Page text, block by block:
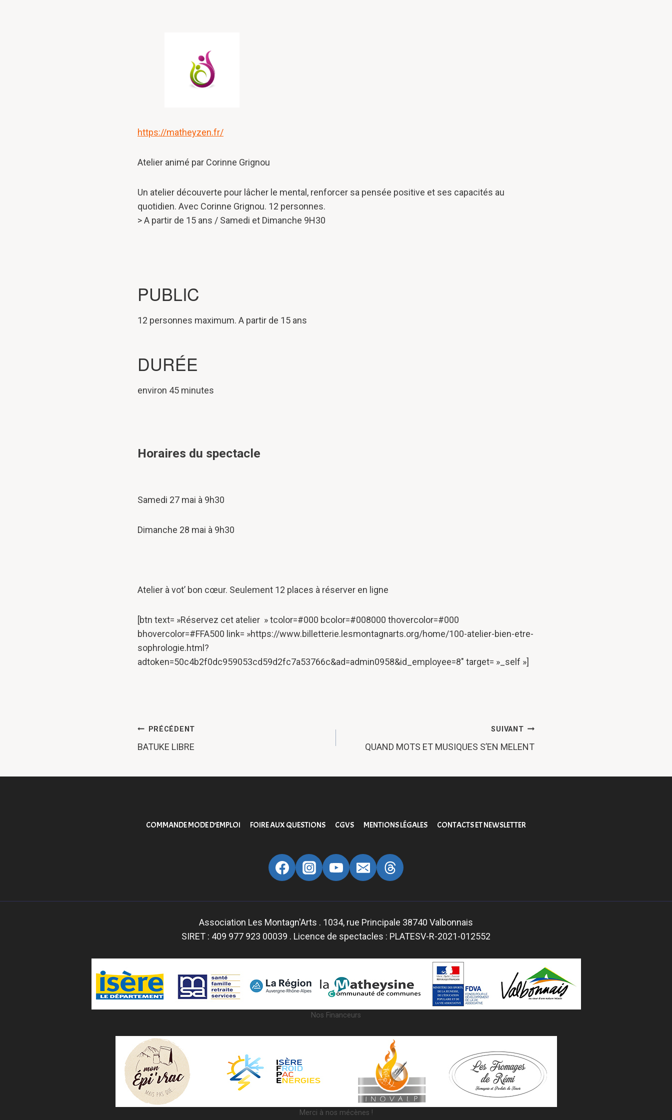
https://matheyzen.fr/
Atelier animé par Corinne Grignou
Un atelier découverte pour lâcher le mental, renforcer sa pensée positive et ses capacités au
quotidien. Avec Corinne Grignou. 12 personnes.
> A partir de 15 ans / Samedi et Dimanche 9H30
PUBLIC
12 personnes maximum. A partir de 15 ans
DURÉE
environ 45 minutes
Horaires du spectacle
Samedi 27 mai à 9h30
Dimanche 28 mai à 9h30
Atelier à vot’ bon cœur. Seulement 12 places à réserver en ligne
[btn text= »Réservez cet atelier » tcolor=#000 bcolor=#008000 thovercolor=#000
bhovercolor=#FFA500 link= »https://www.billetterie.lesmontagnarts.org/home/100-atelier-bien-etre-
sophrologie.html?
adtoken=50c4b2f0dc959053cd59d2fc7a53766c&ad=admin0958&id_employee=8″ target= »_self »]
NAVIGATION
PRÉCÉDENT
BATUKE LIBRE
SUIVANT
QUAND MOTS ET MUSIQUES S’EN MELENT
COMMANDE MODE D’EMPLOI FOIRE AUX QUESTIONS CGVS MENTIONS LÉGALES CONTACTS ET NEWSLETTER
Association Les Montagn'Arts . 1034, rue Principale 38740 Valbonnais
SIRET : 409 977 923 00039 . Licence de spectacles : PLATESV-R-2021-012552
Nos Financeurs
Merci à nos mécènes !